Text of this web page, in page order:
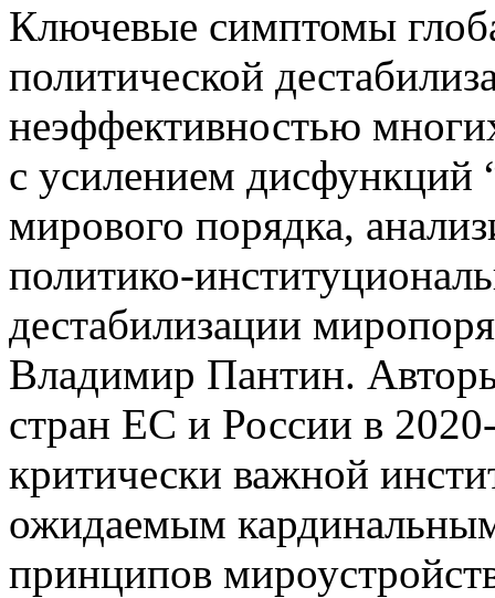
Ключевые симптомы
политической
неэффективностью
с усилением дисфункций
мирового порядка,
политико-
дестабилизации
Владимир Пантин.
стран ЕС и России в
критически важной
ожидаемым
принципов